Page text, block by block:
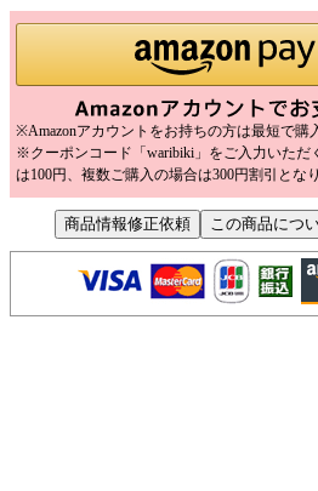
※Amazonアカウントをお持ちの方は最短で購
※クーポンコード「waribiki」をご入力いただ
は100円、複数ご購入の場合は300円割引とな